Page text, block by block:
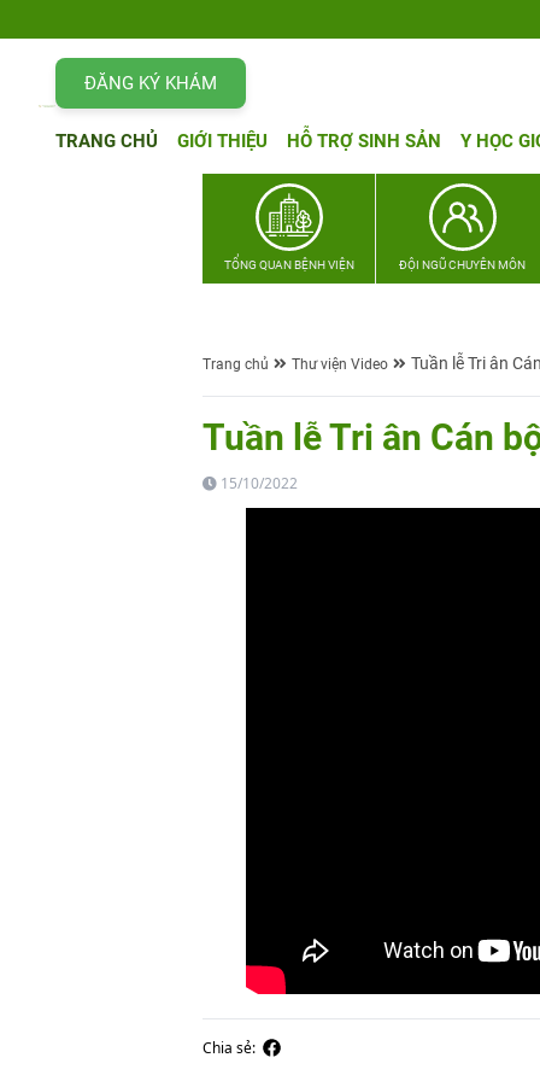
ĐĂNG KÝ KHÁM
TRANG CHỦ GIỚI THIỆU HỖ TRỢ SINH SẢN Y HỌC
TỔNG QUAN BỆNH VIỆN ĐỘI NGŨ CHUYÊN MÔN
Trang chủ Thư viện Video Tuần lễ Tri ân
Tuần lễ Tri ân Cán
15/10/2022
Chia sẻ: